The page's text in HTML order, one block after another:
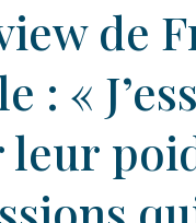
de
: «